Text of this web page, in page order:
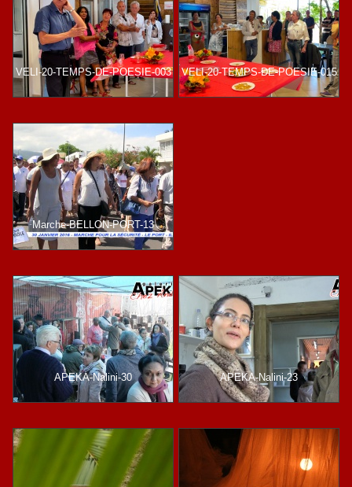
VELI-20-TEMPS-DE-POESIE-003 VELI-20-TEMPS-DE-POESIE-015
Marche-BELLON-PORT-13
APEKA-Nalini-30 APEKA-Nalini-23